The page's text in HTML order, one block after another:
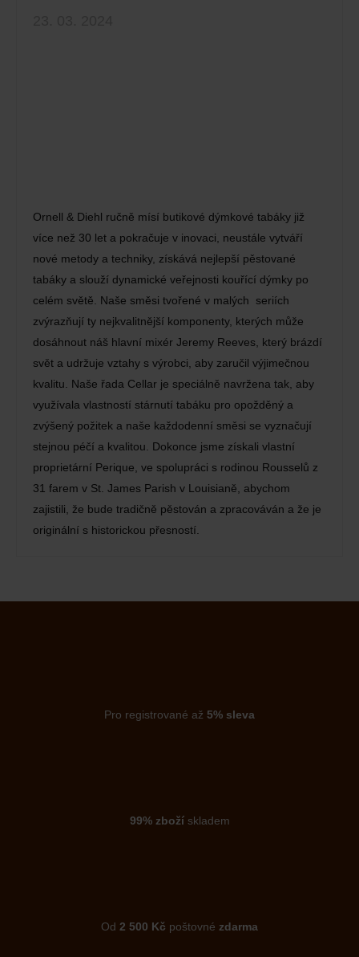
Ornell & Diehl ručně mísí butikové dýmkové tabáky již
více než 30 let a pokračuje v inovaci, neustále vytváří
nové metody a techniky, získává nejlepší pěstované
tabáky a slouží dynamické veřejnosti kouřící dýmky po
celém světě. Naše směsi tvořené v malých seriích
zvýrazňují ty nejkvalitnější komponenty, kterých může
dosáhnout náš hlavní mixér Jeremy Reeves, který brázdí
svět a udržuje vztahy s výrobci, aby zaručil výjimečnou
kvalitu. Naše řada Cellar je speciálně navržena tak, aby
využívala vlastností stárnutí tabáku pro opožděný a
zvýšený požitek a naše každodenní směsi se vyznačují
stejnou péčí a kvalitou. Dokonce jsme získali vlastní
proprietární Perique, ve spolupráci s rodinou Rousselů z
31 farem v St. James Parish v Louisianě, abychom
zajistili, že bude tradičně pěstován a zpracováván a že je
originální s historickou přesností.
Pro registrované až 5% sleva
99% zbožískladem
Od 2 500 Kč poštovné zdarma